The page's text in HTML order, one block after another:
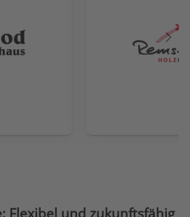
Flexibel und zukunftsfähig